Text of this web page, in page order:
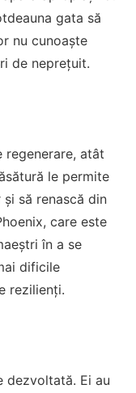
gata să
nu cunoaște
de neprețuit.
regenerare, atât
le permite
să renască din
care este
în a se
dificile
rezilienți.
dezvoltată. Ei au